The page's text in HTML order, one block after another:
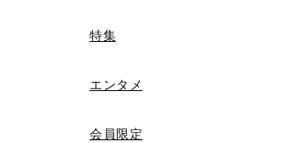
特集
エンタメ
会員限定